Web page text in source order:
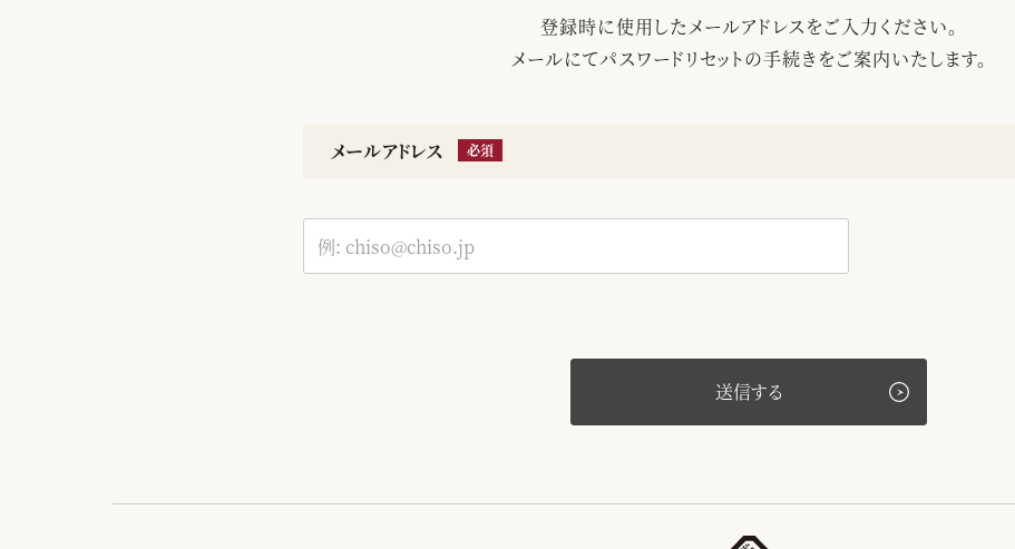
登録時に使用したメールアドレスをご入力ください。
メールにてパスワードリセットの手続きをご案内いたします。
メールアドレス 必須
送信する